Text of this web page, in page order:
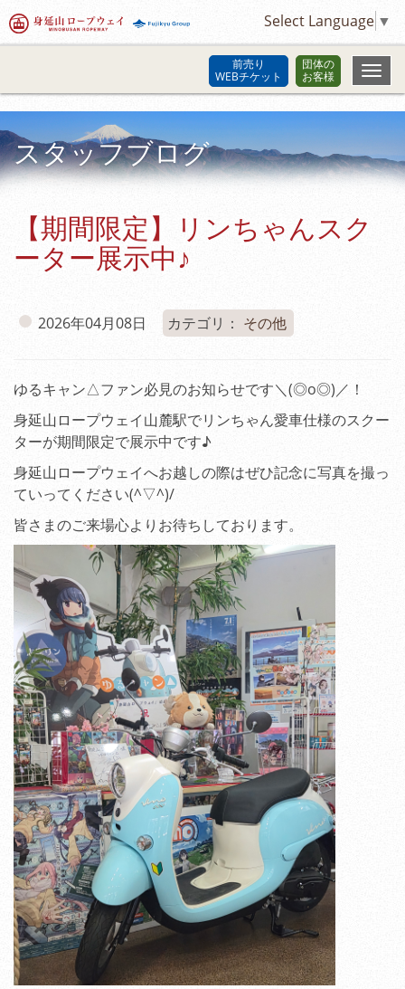
Select Language ▼
前売り
WEBチケット
団体の
お客様
スタッフブログ
【期間限定】リンちゃんスク
ーター展示中♪
2026年04月08日 カテゴリ： その他
ゆるキャン△ファン必見のお知らせです＼(◎o◎)／！
身延山ロープウェイ山麓駅でリンちゃん愛車仕様のスクー
ターが期間限定で展示中です♪
身延山ロープウェイへお越しの際はぜひ記念に写真を撮っ
ていってください(^▽^)/
皆さまのご来場心よりお待ちしております。